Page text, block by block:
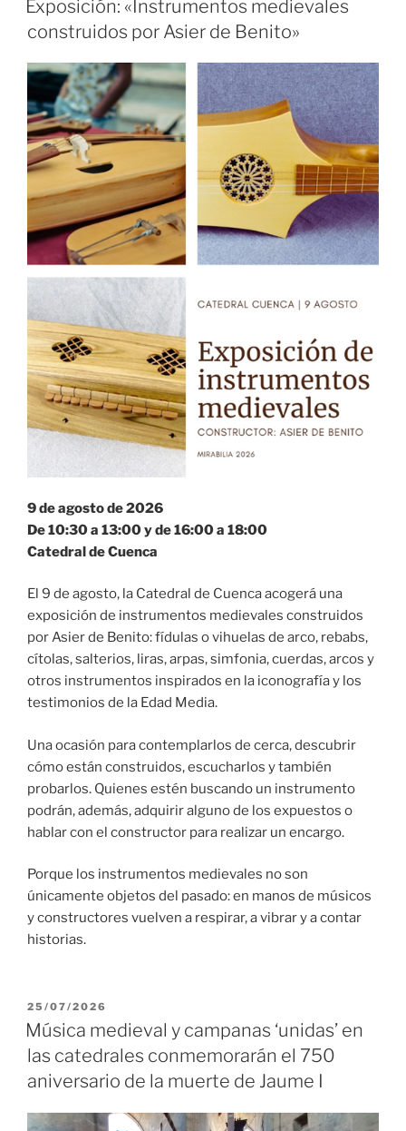
Exposición: «Instrumentos medievales
construidos por Asier de Benito»
9 de agosto de 2026
De 10:30 a 13:00 y de 16:00 a 18:00
Catedral de Cuenca
El 9 de agosto, la Catedral de Cuenca acogerá una
exposición de instrumentos medievales construidos
por Asier de Benito: fídulas o vihuelas de arco, rebabs,
cítolas, salterios, liras, arpas, simfonia, cuerdas, arcos y
otros instrumentos inspirados en la iconografía y los
testimonios de la Edad Media.
Una ocasión para contemplarlos de cerca, descubrir
cómo están construidos, escucharlos y también
probarlos. Quienes estén buscando un instrumento
podrán, además, adquirir alguno de los expuestos o
hablar con el constructor para realizar un encargo.
Porque los instrumentos medievales no son
únicamente objetos del pasado: en manos de músicos
y constructores vuelven a respirar, a vibrar y a contar
historias.
PUBLICADO
EL
25/07/2026
Música medieval y campanas ‘unidas’ en
las catedrales conmemorarán el 750
aniversario de la muerte de Jaume I